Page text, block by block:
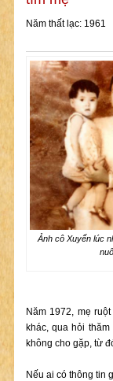
Năm thất lạc: 1961
Ảnh cô Xuyến lúc
Năm 1972, mẹ
khác, qua hỏi
không cho gặp, từ
Nếu ai có thông tin